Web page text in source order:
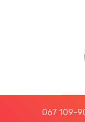
067 109-